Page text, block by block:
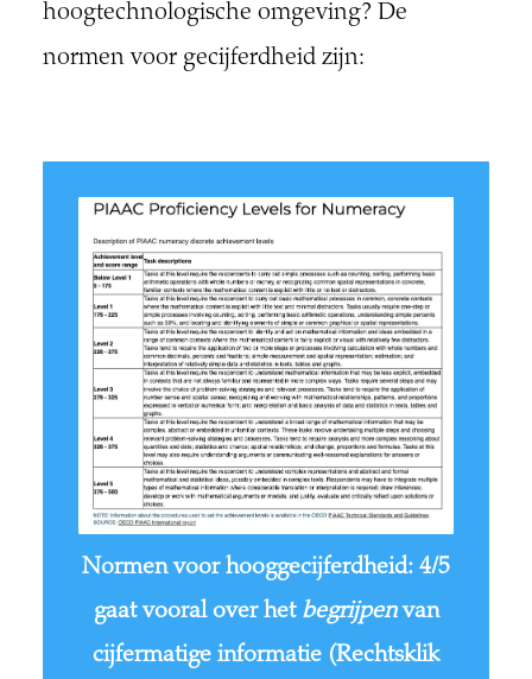
hoogtechnologische omgeving? De
normen voor gecijferdheid zijn:
Normen voor hooggecijferdheid: 4/5
gaat vooral over hetbegrijpenvan
cijfermatige informatie (Rechtsklik